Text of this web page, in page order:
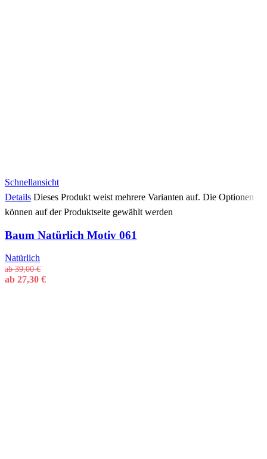
Schnellansicht
Details Dieses Produkt weist mehrere Varianten auf. Die Optionen
können auf der Produktseite gewählt werden
Baum Natürlich Motiv 061
Natürlich
ab39,00€
ab 27,30 €